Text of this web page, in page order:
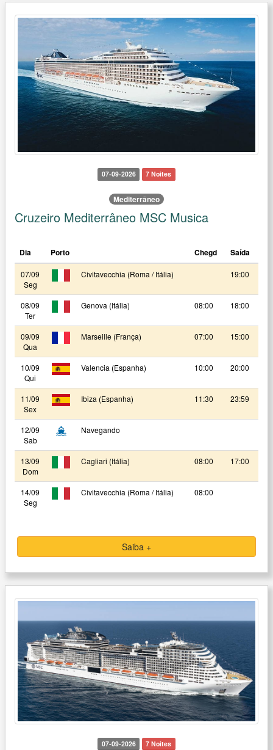
07-09-2026 7 Noites
Mediterrâneo
Cruzeiro Mediterrâneo MSC Musica
Dia Porto Chegd Saída
07/09
Seg
Civitavecchia (Roma / Itália) 19:00
08/09
Ter
Genova (Itália) 08:00 18:00
09/09
Qua
Marseille (França) 07:00 15:00
10/09
Qui
Valencia (Espanha) 10:00 20:00
11/09
Sex
Ibiza (Espanha) 11:30 23:59
12/09
Sab
Navegando
13/09
Dom
Cagliari (Itália) 08:00 17:00
14/09
Seg
Civitavecchia (Roma / Itália) 08:00
Saiba +
07-09-2026 7 Noites